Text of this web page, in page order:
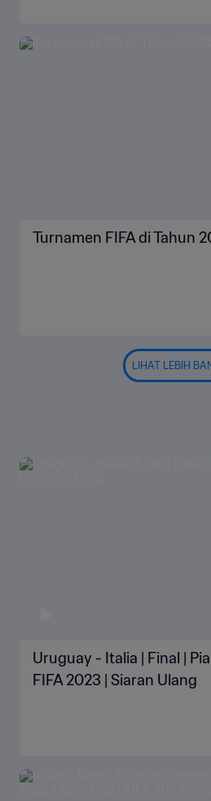
Turnamen FIFA di Tahun
LIHAT LEBIH
Uruguay - Italia | Final |
FIFA 2023 | Siaran Ulang